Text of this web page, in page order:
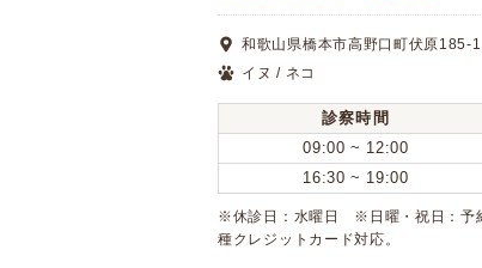
和歌山県橋本市高野口町伏原185-1
イヌ / ネコ
診察時間
09:00 ~ 12:00
16:30 ~ 19:00
※休診日：水曜日 ※日曜・祝日：予
種クレジットカード対応。